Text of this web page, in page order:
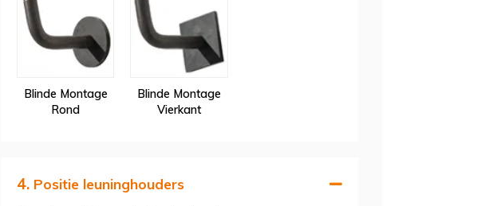
Blinde Montage
Rond
Blinde Montage
Vierkant
4. Positie leuninghouders